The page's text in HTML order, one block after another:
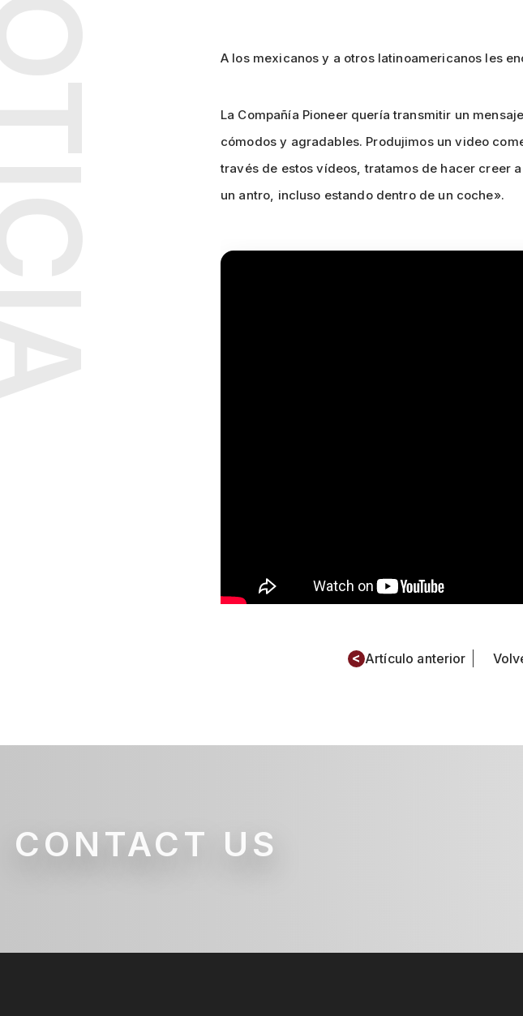
A los mexicanos y a otros latinoamericanos les
La Compañía Pioneer quería transmitir un
cómodos y agradables. Produjimos un video
través de estos vídeos, tratamos de hacer creer
un antro, incluso estando dentro de un coche».
< Artículo anterior
CONTACT US